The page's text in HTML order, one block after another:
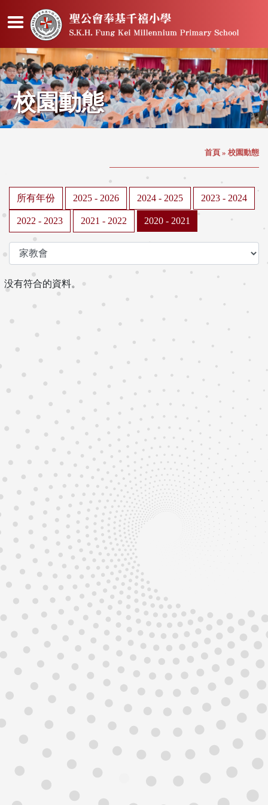
校園動態
首頁 » 校園動態
所有年份 2025 - 2026 2024 - 2025 2023 - 2024
2022 - 2023 2021 - 2022 2020 - 2021
没有符合的資料。